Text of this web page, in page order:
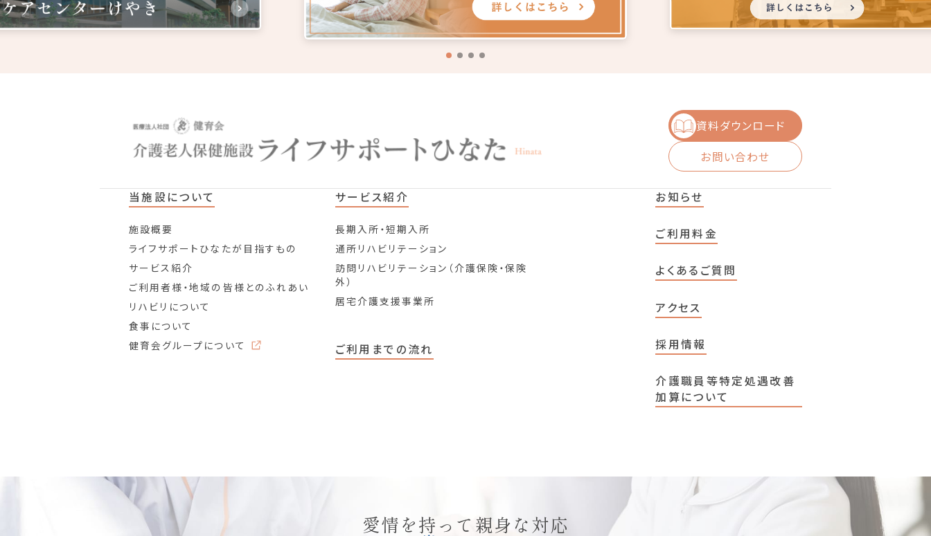
資料ダウンロード
お問い合わせ
当施設について
施設概要
ライフサポートひなたが目指すもの
サービス紹介
ご利用者様・地域の皆様とのふれあい
リハビリについて
食事について
健育会グループについて
サービス紹介
長期入所・短期入所
通所リハビリテーション
訪問リハビリテーション（介護保険・保険
外）
居宅介護支援事業所
ご利用までの流れ
お知らせ
ご利用料金
よくあるご質問
アクセス
採用情報
介護職員等特定処遇改善
加算について
愛情を持って親身な対応